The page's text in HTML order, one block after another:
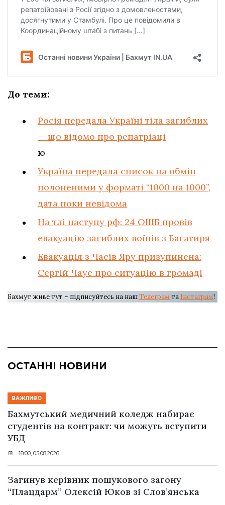
До теми:
Росія передала Україні тіла загиблих
— що відомо про репатріаці
ю
Україна передала список на обмін
полоненими у форматі “1000 на 1000”,
дата поки невідома
На тлі наступу рф: 24 ОШБ провів
евакуацію загиблих воїнів з Багатиря
Евакуація з Часів Яру призупинена:
Сергій Чаус про ситуацію в громаді
Бахмут живе тут – підписуйтесь на нашТелеграм та Інстаграм!
ОСТАННІ НОВИНИ
ВАЖЛИВО
Бахмутський медичний коледж набирає
студентів на контракт: чи можуть вступити
УБД
18:00, 05.08.2026
Загинув керівник пошукового загону
“Плацдарм” Олексій Юков зі Слов’янська